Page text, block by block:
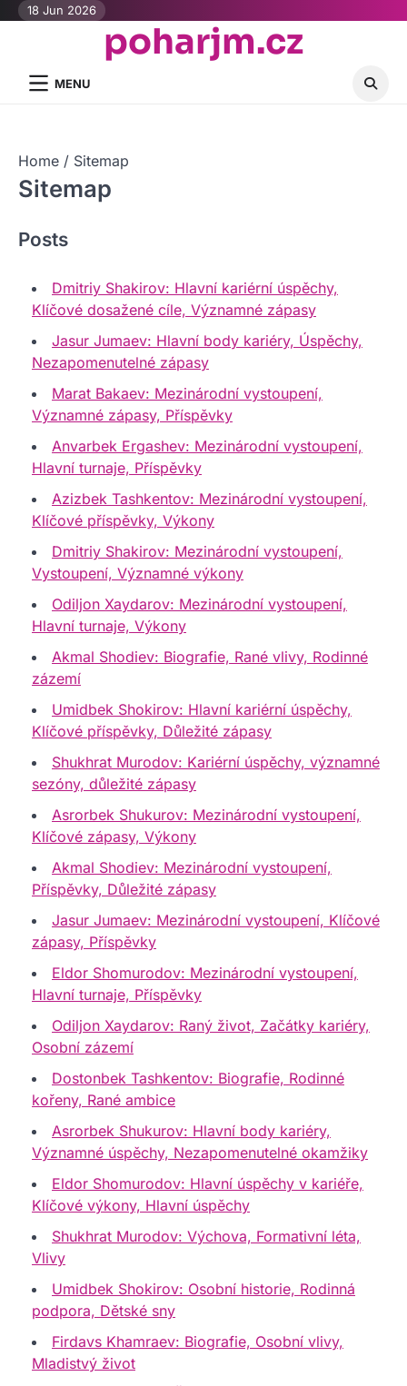
Skip18 Jun 2026
poharjm.cz
MENU
Home Sitemap
Sitemap
Posts
Dmitriy Shakirov: Hlavní kariérní úspěchy,
Klíčové dosažené cíle, Významné zápasy
Jasur Jumaev: Hlavní body kariéry, Úspěchy,
Nezapomenutelné zápasy
Marat Bakaev: Mezinárodní vystoupení,
Významné zápasy, Příspěvky
Anvarbek Ergashev: Mezinárodní vystoupení,
Hlavní turnaje, Příspěvky
Azizbek Tashkentov: Mezinárodní vystoupení,
Klíčové příspěvky, Výkony
Dmitriy Shakirov: Mezinárodní vystoupení,
Vystoupení, Významné výkony
Odiljon Xaydarov: Mezinárodní vystoupení,
Hlavní turnaje, Výkony
Akmal Shodiev: Biografie, Rané vlivy, Rodinné
zázemí
Umidbek Shokirov: Hlavní kariérní úspěchy,
Klíčové příspěvky, Důležité zápasy
Shukhrat Murodov: Kariérní úspěchy, významné
sezóny, důležité zápasy
Asrorbek Shukurov: Mezinárodní vystoupení,
Klíčové zápasy, Výkony
Akmal Shodiev: Mezinárodní vystoupení,
Příspěvky, Důležité zápasy
Jasur Jumaev: Mezinárodní vystoupení, Klíčové
zápasy, Příspěvky
Eldor Shomurodov: Mezinárodní vystoupení,
Hlavní turnaje, Příspěvky
Odiljon Xaydarov: Raný život, Začátky kariéry,
Osobní zázemí
Dostonbek Tashkentov: Biografie, Rodinné
kořeny, Rané ambice
Asrorbek Shukurov: Hlavní body kariéry,
Významné úspěchy, Nezapomenutelné okamžiky
Eldor Shomurodov: Hlavní úspěchy v kariéře,
Klíčové výkony, Hlavní úspěchy
Shukhrat Murodov: Výchova, Formativní léta,
Vlivy
Umidbek Shokirov: Osobní historie, Rodinná
podpora, Dětské sny
Firdavs Khamraev: Biografie, Osobní vlivy,
Mladistvý život